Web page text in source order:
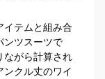
イテムと組み合
ンツスーツで
ながら計算され
ンクル丈のワイ